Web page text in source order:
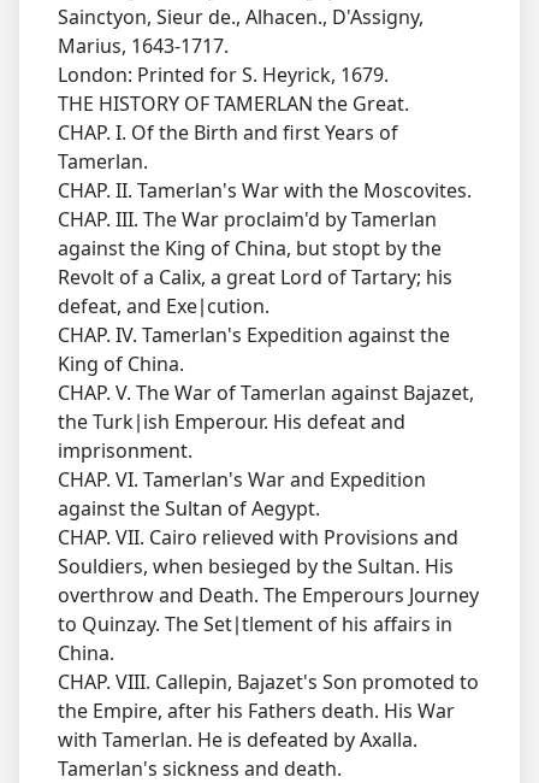
Sainctyon, Sieur de., Alhacen., D'Assigny,
Marius, 1643-1717.
London: Printed for S. Heyrick, 1679.
THE HISTORY OF TAMERLAN the Great.
CHAP. I. Of the Birth and first Years of
Tamerlan.
CHAP. II. Tamerlan's War with the Moscovites.
CHAP. III. The War proclaim'd by Tamerlan
against the King of China, but stopt by the
Revolt of a Calix, a great Lord of Tartary; his
defeat, and Exe∣cution.
CHAP. IV. Tamerlan's Expedition against the
King of China.
CHAP. V. The War of Tamerlan against Bajazet,
the Turk∣ish Emperour. His defeat and
imprisonment.
CHAP. VI. Tamerlan's War and Expedition
against the Sultan of Aegypt.
CHAP. VII. Cairo relieved with Provisions and
Souldiers, when besieged by the Sultan. His
overthrow and Death. The Emperours Journey
to Quinzay. The Set∣tlement of his affairs in
China.
CHAP. VIII. Callepin, Bajazet's Son promoted to
the Empire, after his Fathers death. His War
with Tamerlan. He is defeated by Axalla.
Tamerlan's sickness and death.